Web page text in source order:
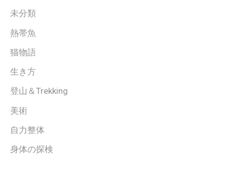
未分類
熱帯魚
猫物語
生き方
登山＆Trekking
美術
自力整体
身体の探検